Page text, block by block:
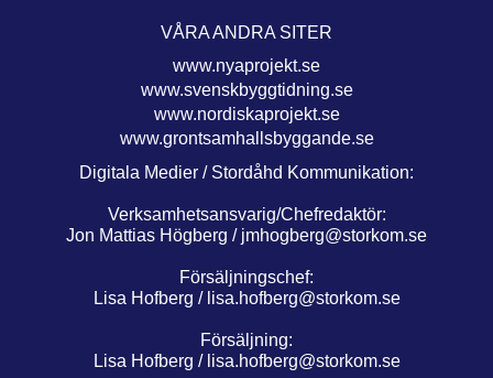
VÅRA ANDRA SITER
www.nyaprojekt.se
www.svenskbyggtidning.se
www.nordiskaprojekt.se
www.grontsamhallsbyggande.se
Digitala Medier / Stordåhd Kommunikation:
Verksamhetsansvarig/Chefredaktör:
Jon Mattias Högberg / jmhogberg@storkom.se
Försäljningschef:
Lisa Hofberg / lisa.hofberg@storkom.se
Försäljning:
Lisa Hofberg / lisa.hofberg@storkom.se